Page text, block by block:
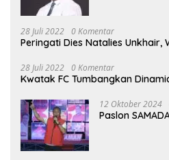
28 Juli 2022 0 Komentar
Peringati Dies Natalies Unkhair,
28 Juli 2022 0 Komentar
Kwatak FC Tumbangkan
12 Oktober 2024
Paslon